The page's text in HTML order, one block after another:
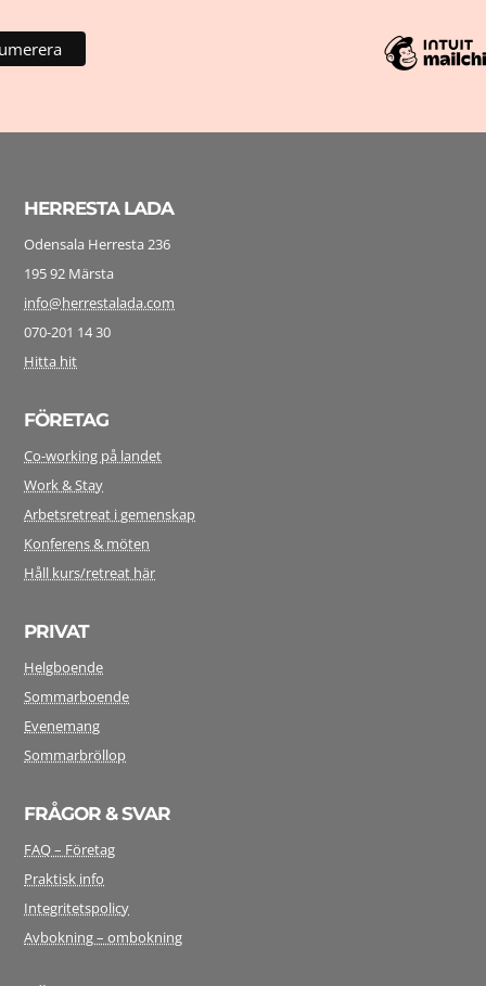
HERRESTA LADA
Odensala Herresta 236
195 92 Märsta
info@herrestalada.com
070-201 14 30
Hitta hit
FÖRETAG
Co-working på landet
Work & Stay
Arbetsretreat i gemenskap
Konferens & möten
Håll kurs/retreat här
PRIVAT
Helgboende
Sommarboende
Evenemang
Sommarbröllop
FRÅGOR & SVAR
FAQ – Företag
Praktisk info
Integritetspolicy
Avbokning – ombokning